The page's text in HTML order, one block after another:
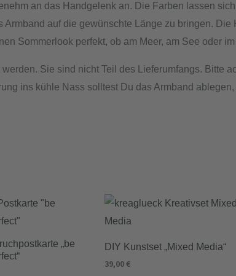
an das Handgelenk an. Die Farben lassen
auf die gewünschte Länge zu bringen. Die
Sommerlook perfekt, ob am Meer, am See oder
Sie sind nicht Teil des Lieferumfangs. Bitte
ins kühle Nass solltest Du das Armband
„be
DIY Kunstset „Mixed Media“
39,00€